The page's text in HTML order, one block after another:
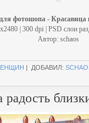
фотошопа - Красавица
| 300 dpi | PSD слои
Автор: schaos
| ДОБАВИЛ:
радость